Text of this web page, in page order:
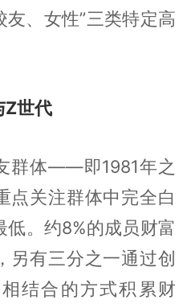
、女性”三类特定高
Z世代
群体——即1981年之
点关注群体中完全白
。约8%的成员财富
另有三分之一通过创
结合的方式积累财